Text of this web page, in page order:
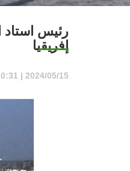
رئيس استاد
إفريقيا
2024/05/15 | 10:31 AM